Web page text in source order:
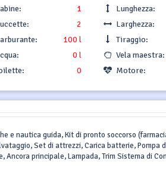
1
2
100 l
0 l
0
Lunghezza:
Larghezza:
Tiraggio:
Vela maestra:
Motore:
e nautica guida, Kit di pronto soccorso
Set di attrezzi, Carica batterie, Pompa
principale, Lampada, Trim Sistema di